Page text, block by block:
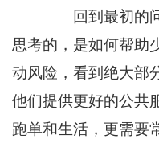
回到最初的问题
思考的，是如何帮助
动风险，看到绝大部
他们提供更好的公共
跑单和生活，更需要